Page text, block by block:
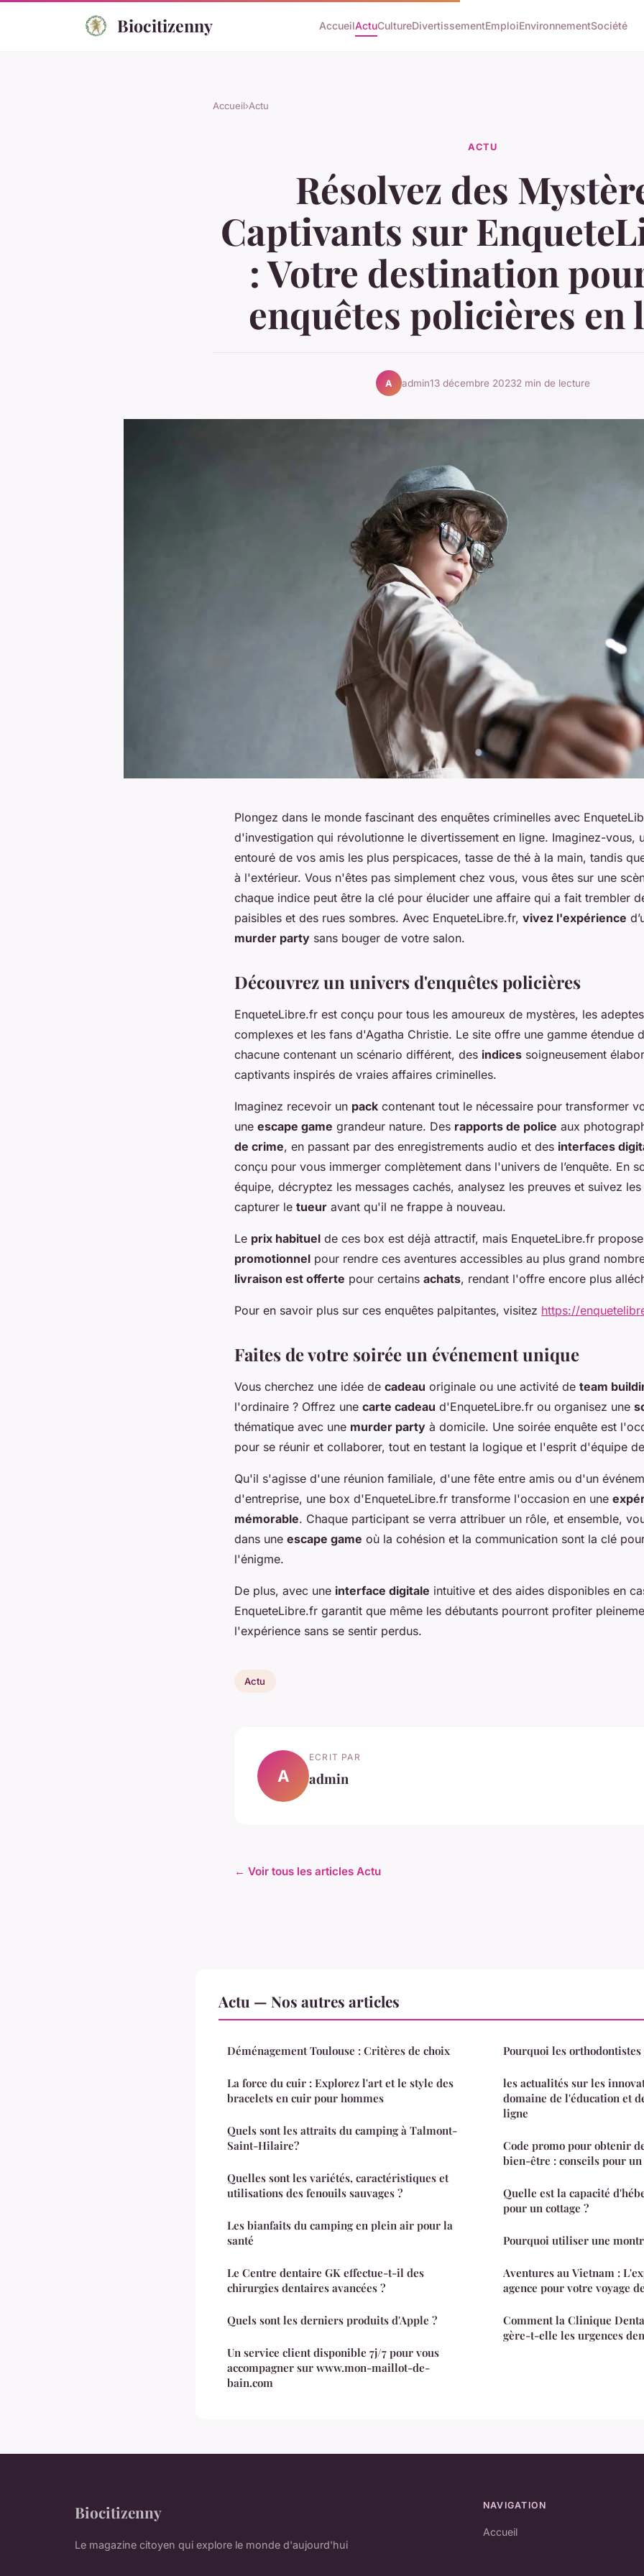
Biocitizenny AccueilActuCultureDivertissementEmploiEnvironnementSociété
Accueil›Actu
ACTU
Résolvez des
Captivants sur
: Votre destination
enquêtes policières en
A admin13 décembre 20232 min de lecture
Plongez dans le monde fascinant des enquêtes criminelles avec
d'investigation qui révolutionne le divertissement en ligne. Imaginez-vous,
entouré de vos amis les plus perspicaces, tasse de thé à la main, tandis
à l'extérieur. Vous n'êtes pas simplement chez vous, vous êtes sur une
chaque indice peut être la clé pour élucider une affaire qui a fait trembler
paisibles et des rues sombres. Avec EnqueteLibre.fr, vivez l'expérience
murder party sans bouger de votre salon.
Découvrez un univers d'enquêtes policières
EnqueteLibre.fr est conçu pour tous les amoureux de mystères, les
complexes et les fans d'Agatha Christie. Le site offre une gamme étendue
chacune contenant un scénario différent, des indices soigneusement
captivants inspirés de vraies affaires criminelles.
Imaginez recevoir un pack contenant tout le nécessaire pour transformer
une escape game grandeur nature. Des rapports de police aux
de crime, en passant par des enregistrements audio et des interfaces
conçu pour vous immerger complètement dans l'univers de l’enquête. En
équipe, décryptez les messages cachés, analysez les preuves et suivez
capturer le tueur avant qu'il ne frappe à nouveau.
Le prix habituel de ces box est déjà attractif, mais EnqueteLibre.fr
promotionnel pour rendre ces aventures accessibles au plus grand
livraison est offerte pour certains achats, rendant l'offre encore plus
Pour en savoir plus sur ces enquêtes palpitantes, visitez https://
Faites de votre soirée un événement unique
Vous cherchez une idée de cadeau originale ou une activité de team
l'ordinaire ? Offrez une carte cadeau d'EnqueteLibre.fr ou organisez une
thématique avec une murder party à domicile. Une soirée enquête est
pour se réunir et collaborer, tout en testant la logique et l'esprit d'équipe
Qu'il s'agisse d'une réunion familiale, d'une fête entre amis ou d'un
d'entreprise, une box d'EnqueteLibre.fr transforme l'occasion en une
mémorable. Chaque participant se verra attribuer un rôle, et ensemble,
dans une escape game où la cohésion et la communication sont la clé
l'énigme.
De plus, avec une interface digitale intuitive et des aides disponibles en
EnqueteLibre.fr garantit que même les débutants pourront profiter
l'expérience sans se sentir perdus.
Actu
A
ECRIT PAR
admin
← Voir tous les articles Actu
Actu — Nos autres articles
Déménagement Toulouse : Critères de choix
La force du cuir : Explorez l'art et le style des
bracelets en cuir pour hommes
Quels sont les attraits du camping à Talmont-
Saint-Hilaire?
Quelles sont les variétés, caractéristiques et
utilisations des fenouils sauvages ?
Les bianfaits du camping en plein air pour la
santé
Le Centre dentaire GK effectue-t-il des
chirurgies dentaires avancées ?
Quels sont les derniers produits d'Apple ?
Un service client disponible 7j/7 pour vous
accompagner sur www.mon-maillot-de-
bain.com
Pourquoi les orthodontistes
les actualités sur les
domaine de l'éducation et
ligne
Code promo pour obtenir
bien-être : conseils pour
Quelle est la capacité
pour un cottage ?
Pourquoi utiliser une
Aventures au Vietnam :
agence pour votre voyage
Comment la Clinique
gère-t-elle les urgences
Biocitizenny
Le magazine citoyen qui explore le monde d'aujourd'hui
NAVIGATION
Accueil